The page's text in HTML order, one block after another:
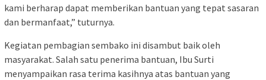
kami berharap dapat memberikan bantuan yang tepat sasaran
dan bermanfaat,” tuturnya.
Kegiatan pembagian sembako ini disambut baik oleh
masyarakat. Salah satu penerima bantuan, Ibu Surti
menyampaikan rasa terima kasihnya atas bantuan yang